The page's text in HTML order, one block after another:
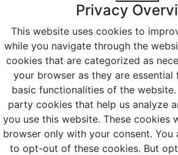
Privacy
This website uses cookies to
while you navigate through the
cookies that are categorized as
your browser as they are
basic functionalities of the
party cookies that help us analyze
you use this website. These cookies
browser only with your consent. You
to opt-out of these cookies. But